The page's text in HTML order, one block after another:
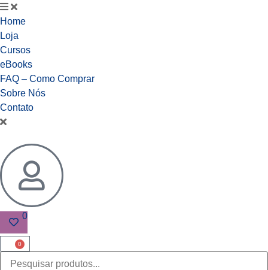
Home
Loja
Cursos
eBooks
FAQ – Como Comprar
Sobre Nós
Contato
0
0